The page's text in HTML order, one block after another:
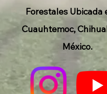
Forestales Ubicada
Cuauhtemoc,
México.